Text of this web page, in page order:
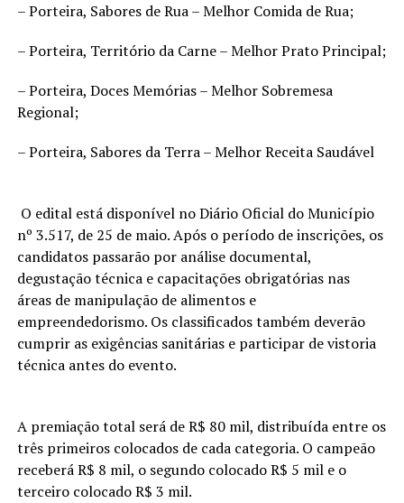
– Porteira, Sabores de Rua – Melhor Comida de Rua;
– Porteira, Território da Carne – Melhor Prato Principal;
– Porteira, Doces Memórias – Melhor Sobremesa
Regional;
– Porteira, Sabores da Terra – Melhor Receita Saudável
O edital está disponível no Diário Oficial do Município
nº 3.517, de 25 de maio. Após o período de inscrições, os
candidatos passarão por análise documental,
degustação técnica e capacitações obrigatórias nas
áreas de manipulação de alimentos e
empreendedorismo. Os classificados também deverão
cumprir as exigências sanitárias e participar de vistoria
técnica antes do evento.
A premiação total será de R$ 80 mil, distribuída entre os
três primeiros colocados de cada categoria. O campeão
receberá R$ 8 mil, o segundo colocado R$ 5 mil e o
terceiro colocado R$ 3 mil.